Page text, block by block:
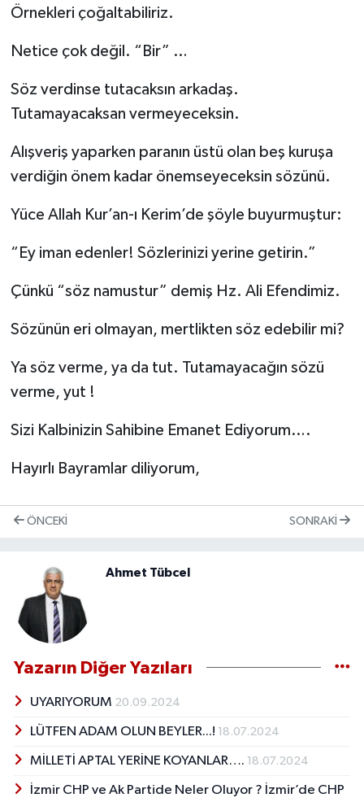
Örnekleri çoğaltabiliriz.
Netice çok değil. “Bir” …
Söz verdinse tutacaksın arkadaş.
Tutamayacaksan vermeyeceksin.
Alışveriş yaparken paranın üstü olan beş kuruşa
verdiğin önem kadar önemseyeceksin sözünü.
Yüce Allah Kur’an-ı Kerim’de şöyle buyurmuştur:
“Ey iman edenler! Sözlerinizi yerine getirin.”
Çünkü “söz namustur” demiş Hz. Ali Efendimiz.
Sözünün eri olmayan, mertlikten söz edebilir mi?
Ya söz verme, ya da tut. Tutamayacağın sözü
verme, yut !
Sizi Kalbinizin Sahibine Emanet Ediyorum….
Hayırlı Bayramlar diliyorum,
ÖNCEKI SONRAKI
Ahmet Tübcel
Yazarın Diğer Yazıları
UYARIYORUM 20.09.2024
LÜTFEN ADAM OLUN BEYLER...! 18.07.2024
MİLLETİ APTAL YERİNE KOYANLAR…. 18.07.2024
İzmir CHP ve Ak Partide Neler Oluyor ? İzmir’de CHP